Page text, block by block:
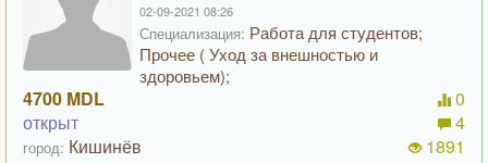
02-09-2021 08:26
Специализация: Работа для студентов;
Прочее ( Уход за внешностью и
здоровьем);
4700 MDL
открыт
город: Кишинёв
0
4
1891